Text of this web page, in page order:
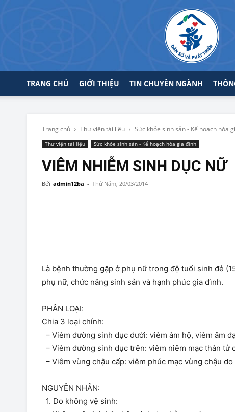
TRANG CHỦ GIỚI THIỆU TIN CHUYÊN NGÀNH
Trang chủ Thư viện tài liệu Sức khỏe sinh sản - Kế hoạch hóa
Thư viện tài liệu Sức khỏe sinh sản - Kế hoạch hóa gia đình
VIÊM NHIỄM SINH DỤC NỮ
Bởi admin12ba - Thứ Năm, 20/03/2014
Là bệnh thường gặp ở phụ nữ trong độ tuổi sinh đẻ
phụ nữ, chức năng sinh sản và hạnh phúc gia đình.
PHÂN LOẠI:
Chia 3 loại chính:
– Viêm đường sinh dục dưới: viêm âm hộ, viêm âm
– Viêm đường sinh dục trên: viêm niêm mạc thân tử
– Viêm vùng chậu cấp: viêm phúc mạc vùng chậu
NGUYÊN NHÂN:
1. Do không vệ sinh: